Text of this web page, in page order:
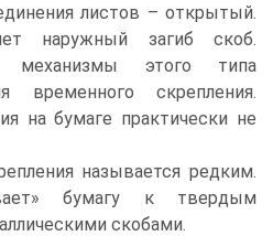
листов – открытый.
наружный загиб скоб.
механизмы этого типа
временного скрепления.
на бумаге практически не
называется редким.
бумагу к твердым
скобами.